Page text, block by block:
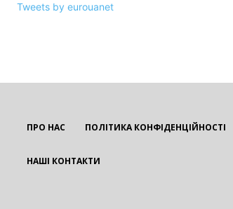
Tweets by eurouanet
ПРО НАС ПОЛІТИКА КОНФІДЕНЦІЙНОСТІ
НАШІ КОНТАКТИ